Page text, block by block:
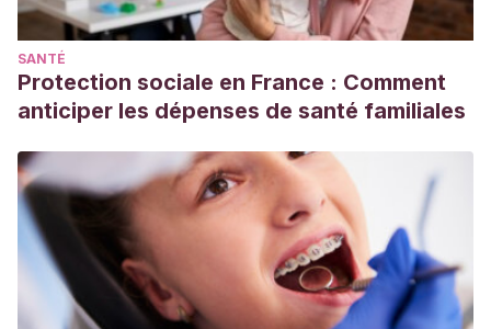
SANTÉ
Protection sociale en France : Comment
anticiper les dépenses de santé familiales